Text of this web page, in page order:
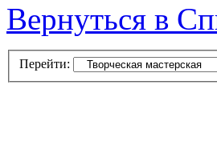
Вернуться в
Перейти: